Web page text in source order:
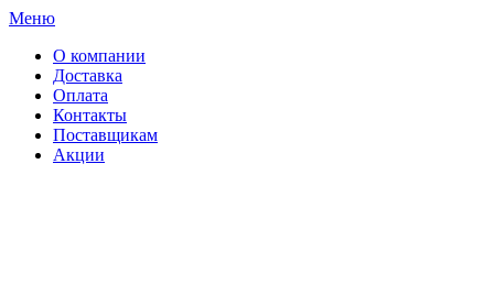
Меню
О компании
Доставка
Оплата
Контакты
Поставщикам
Акции